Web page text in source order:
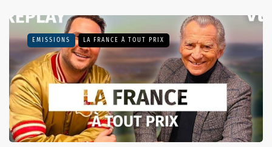
EMISSIONS LA FRANCE À TOUT PRIX